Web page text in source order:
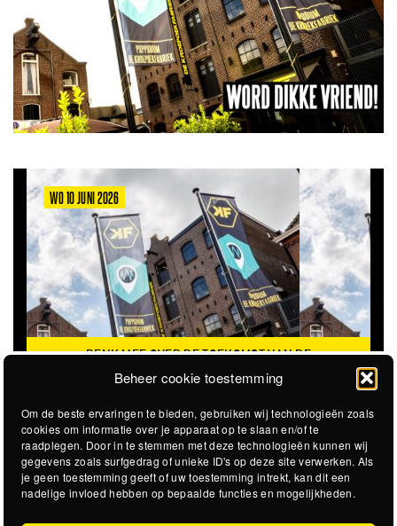
Beheer cookie toestemming
Om de beste ervaringen te bieden, gebruiken wij technologieën zoals
cookies om informatie over je apparaat op te slaan en/of te
raadplegen. Door in te stemmen met deze technologieën kunnen wij
gegevens zoals surfgedrag of unieke ID's op deze site verwerken. Als
je geen toestemming geeft of uw toestemming intrekt, kan dit een
nadelige invloed hebben op bepaalde functies en mogelijkheden.
WO 10 JUNI 2026
DENK MEE OVER DE TOEKOMST VAN DE
KROEPOEKFABRIEK